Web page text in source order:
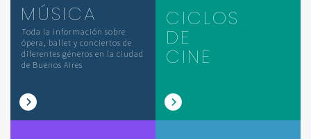
MÚSICA
Toda la información sobre
ópera, ballet y conciertos de
diferentes géneros en la ciudad
de Buenos Aires
CICLOS
DE
CINE